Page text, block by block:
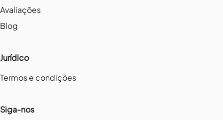
Avaliações
Blog
Jurídico
Termos e condições
Siga-nos